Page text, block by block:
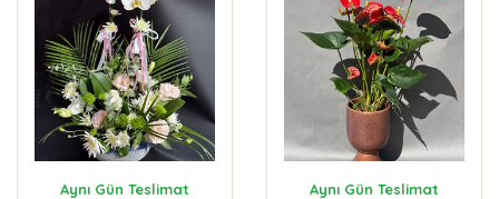
Aynı Gün Teslimat Aynı Gün Teslimat